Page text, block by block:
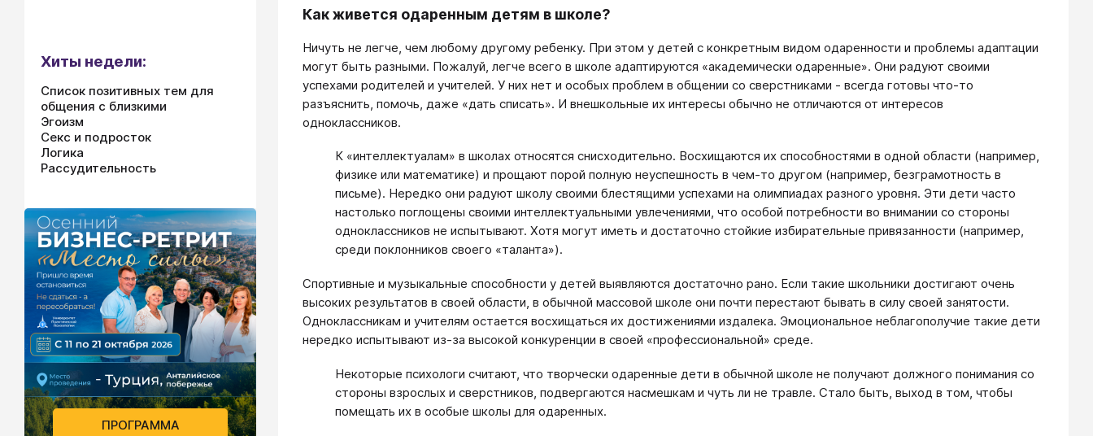
Как живется одаренным детям в школе?
Ничуть не легче, чем любому другому ребенку. При этом у детей с конкретным видом одаренности и проблемы адаптации
могут быть разными. Пожалуй, легче всего в школе адаптируются «академически одаренные». Они радуют своими
успехами родителей и учителей. У них нет и особых проблем в общении со сверстниками - всегда готовы что-то
разъяснить, помочь, даже «дать списать». И внешкольные их интересы обычно не отличаются от интересов
одноклассников.
К «интеллектуалам» в школах относятся снисходительно. Восхищаются их способностями в одной области (например,
физике или математике) и прощают порой полную неуспешность в чем-то другом (например, безграмотность в
письме). Нередко они радуют школу своими блестящими успехами на олимпиадах разного уровня. Эти дети часто
настолько поглощены своими интеллектуальными увлечениями, что особой потребности во внимании со стороны
одноклассников не испытывают. Хотя могут иметь и достаточно стойкие избирательные привязанности (например,
среди поклонников своего «таланта»).
Спортивные и музыкальные способности у детей выявляются достаточно рано. Если такие школьники достигают очень
высоких результатов в своей области, в обычной массовой школе они почти перестают бывать в силу своей занятости.
Одноклассникам и учителям остается восхищаться их достижениями издалека. Эмоциональное неблагополучие такие дети
нередко испытывают из-за высокой конкуренции в своей «профессиональной» среде.
Некоторые психологи считают, что творчески одаренные дети в обычной школе не получают должного понимания со
стороны взрослых и сверстников, подвергаются насмешкам и чуть ли не травле. Стало быть, выход в том, чтобы
помещать их в особые школы для одаренных.
Хиты недели:
Список позитивных тем для
общения с близкими
Эгоизм
Секс и подросток
Логика
Рассудительность
ПРОГРАММА